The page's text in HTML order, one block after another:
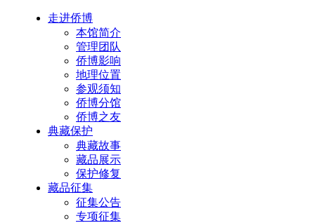
走进侨博
本馆简介
管理团队
侨博影响
地理位置
参观须知
侨博分馆
侨博之友
典藏保护
典藏故事
藏品展示
保护修复
藏品征集
征集公告
专项征集